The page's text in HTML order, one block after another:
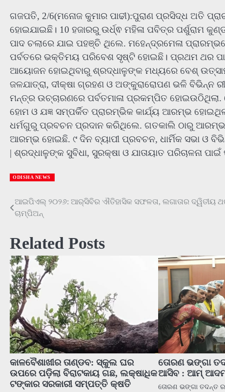
ଗଜପତି, 2/6(ମନୋଜ କୁମାର ପାଢୀ):ପୁରାଣ ପ୍ରସିଦ୍ଧ ଅତି
ହୋଇଯାଇଛି। 10 ହଜାରରୁ ଉର୍ଧ୍ଵ ମହିଳା ପବିତ୍ର ପର୍ଶୁରାମ
ପାଦ ଚଲାରେ ଯାଇ ପହଞ୍ଚି ଥିଲେ. ମହେନ୍ଦ୍ରମେଳା
ପର୍ବତରେ ଭକ୍ତିମୟ ପରିବେଶ ସୃଷ୍ଟି ହୋଇଛି। ପ୍ରଥମ ଥର
ଆୟୋଜନ ହୋଇଥିବାରୁ ଶ୍ରଦ୍ଧାଳୁଙ୍କ ମଧ୍ୟରେ ବେଶ୍
ଜଳଯାତ୍ରା, ଦୀକ୍ଷା ଗ୍ରହଣ ଓ ଅଙ୍କୁରାରୋପଣ ଭଳି ବିଭିନ୍ନ
ମନ୍ତ୍ର ଉଚ୍ଚାରଣରେ ପର୍ବତମାଳା ପ୍ରକମ୍ପିତ ହୋଇଉଠିଥିଲା.
ହୋମ ଓ ଯଜ୍ଞ ସମ୍ପର୍କିତ ପ୍ରାରମ୍ଭିକ କାର୍ଯ୍ୟ ଆରମ୍ଭ
ଧର୍ମଗୁରୁ ପ୍ରବଚନ ପ୍ରଦାନ କରିଥିଲେ. ଗତକାଲି ଠାରୁ ଆରମ୍ଭ
ଆରମ୍ଭ ହୋଇଛି. ୯ ଦିନ ବ୍ୟାପୀ ପ୍ରବଚନ, ଧାର୍ମିକ ସଭା ଓ
| ଶ୍ରଦ୍ଧାଳୁଙ୍କ ସୁବିଧା, ସୁରକ୍ଷା ଓ ଯାତାୟାତ ପରିଚାଳନା
ODISHA NEWS
Post
navigation
ଆଇପିଏଲ୍ ୨୦୨୬: ଆର୍‌ସିବିର ଐତିହାସିକ ସଫଳତା, ଲଗାତାର ଦ୍ୱିତୀୟ
ଚାମ୍ପିଅନ୍
Related Posts
କାଳବୈଶାଖୀର ତାଣ୍ଡବ: ସ୍କୁଲ ଘର
ଉପରେ ପଡ଼ିଲା ବିରାଟକାୟ ଗଛ, ଲକ୍ଷାଧିକ
ଟଙ୍କାର ସରକାରୀ ସମ୍ପତ୍ତି କ୍ଷତି
ତୋରଣ ଭଙ୍ଗା
ଆସିବ : ଆମ୍ ଆଦମୀ
ତୋରଣ ଭଙ୍ଗା ତଦନ୍ତ